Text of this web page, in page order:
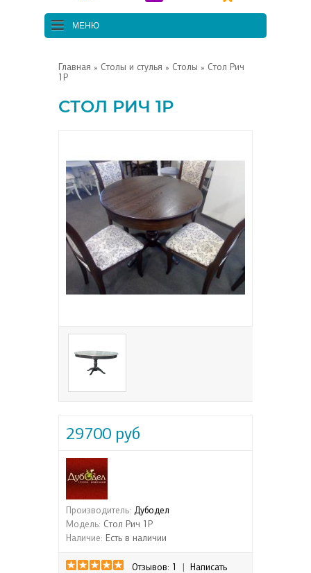
МЕНЮ
Главная » Столы и стулья » Столы » Стол Рич
1Р
СТОЛ РИЧ 1Р
29700 руб
Производитель: Дубодел
Модель: Стол Рич 1Р
Наличие: Есть в наличии
Отзывов: 1
Написать